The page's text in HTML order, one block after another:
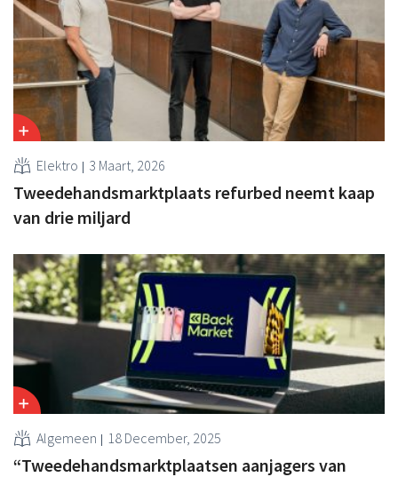
Elektro 3 Maart, 2026
Tweedehandsmarktplaats refurbed neemt kaap
van drie miljard
Algemeen 18 December, 2025
“Tweedehandsmarktplaatsen aanjagers van